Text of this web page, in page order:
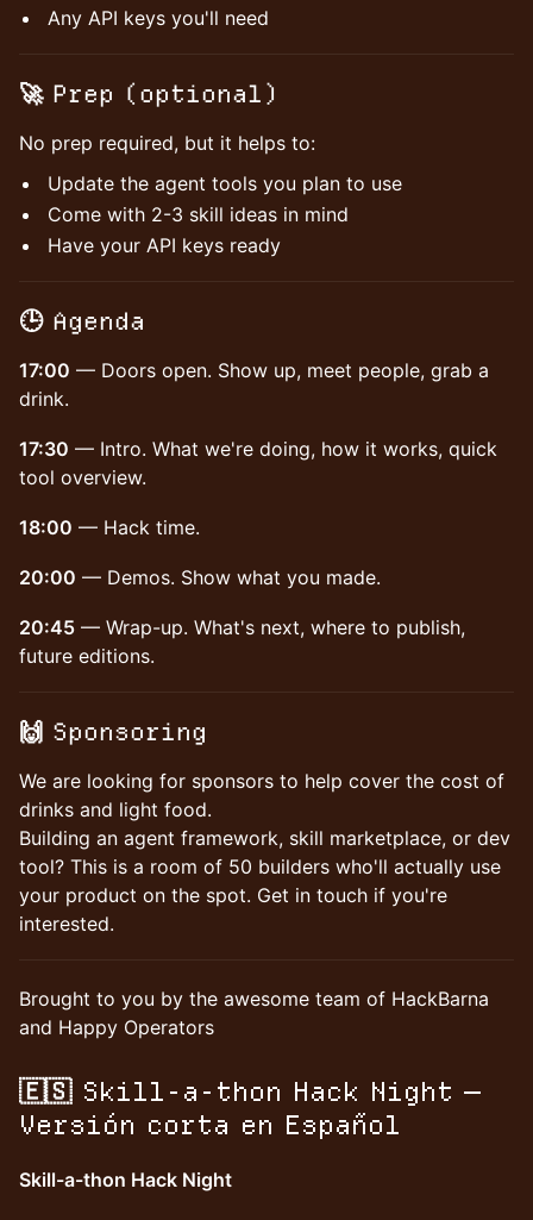
Any API keys you'll need
🚀 Prep (optional)
No prep required, but it helps to:
Update the agent tools you plan to use
Come with 2-3 skill ideas in mind
Have your API keys ready
🕒 Agenda
17:00 — Doors open. Show up, meet people, grab a
drink.
17:30 — Intro. What we're doing, how it works, quick
tool overview.
18:00 — Hack time.
20:00 — Demos. Show what you made.
20:45 — Wrap-up. What's next, where to publish,
future editions.
🙌 Sponsoring
We are looking for sponsors to help cover the cost of
drinks and light food.
Building an agent framework, skill marketplace, or dev
tool? This is a room of 50 builders who'll actually use
your product on the spot. Get in touch if you're
interested.
Brought to you by the awesome team of HackBarna
and Happy Operators
🇪🇸 Skill-a-thon Hack Night —
Versión corta en Español
Skill-a-thon Hack Night